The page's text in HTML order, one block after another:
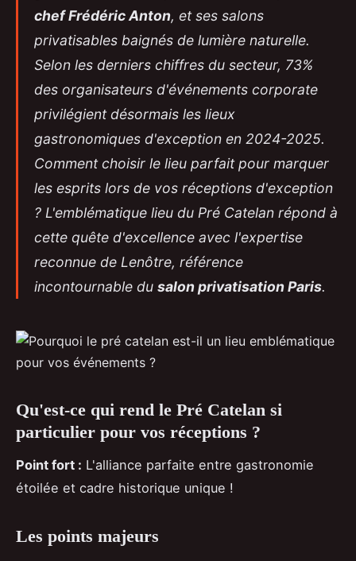
chef Frédéric Anton, et ses salons
privatisables baignés de lumière naturelle.
Selon les derniers chiffres du secteur, 73%
des organisateurs d'événements corporate
privilégient désormais les lieux
gastronomiques d'exception en 2024-2025.
Comment choisir le lieu parfait pour marquer
les esprits lors de vos réceptions d'exception
? L'emblématique lieu du Pré Catelan répond à
cette quête d'excellence avec l'expertise
reconnue de Lenôtre, référence
incontournable du salon privatisation Paris.
Qu'est-ce qui rend le Pré Catelan si
particulier pour vos réceptions ?
Point fort : L'alliance parfaite entre gastronomie
étoilée et cadre historique unique !
Les points majeurs